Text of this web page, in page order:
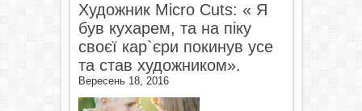
Художник Micro Cuts: « Я
був кухарем, та на піку
своєї кар`єри покинув усе
та став художником».
Вересень 18, 2016